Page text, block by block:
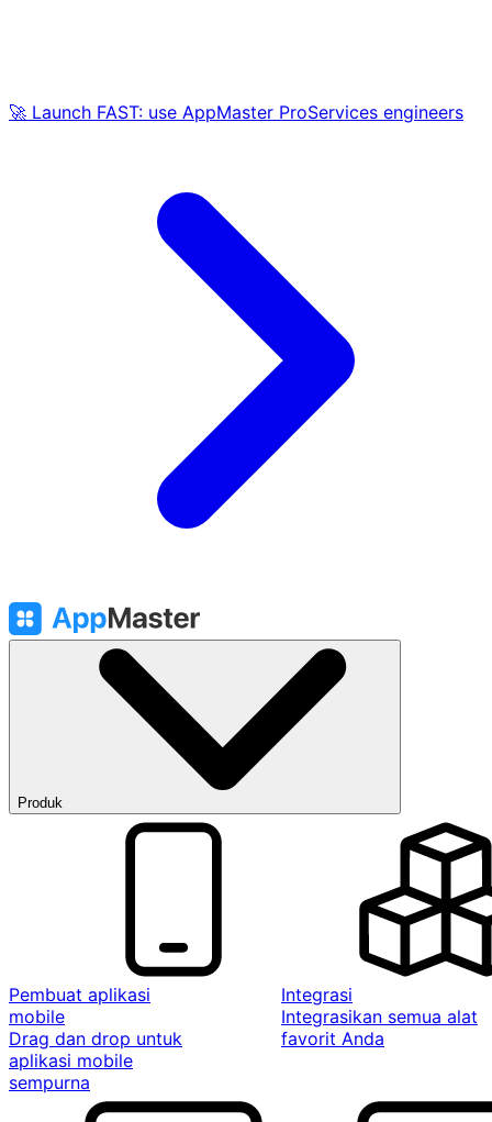
🚀 Launch FAST: use AppMaster ProServices engineers
Produk
Pembuat aplikasi
mobile
Drag dan drop untuk
aplikasi mobile
sempurna
Integrasi
Integrasikan semua alat
favorit Anda